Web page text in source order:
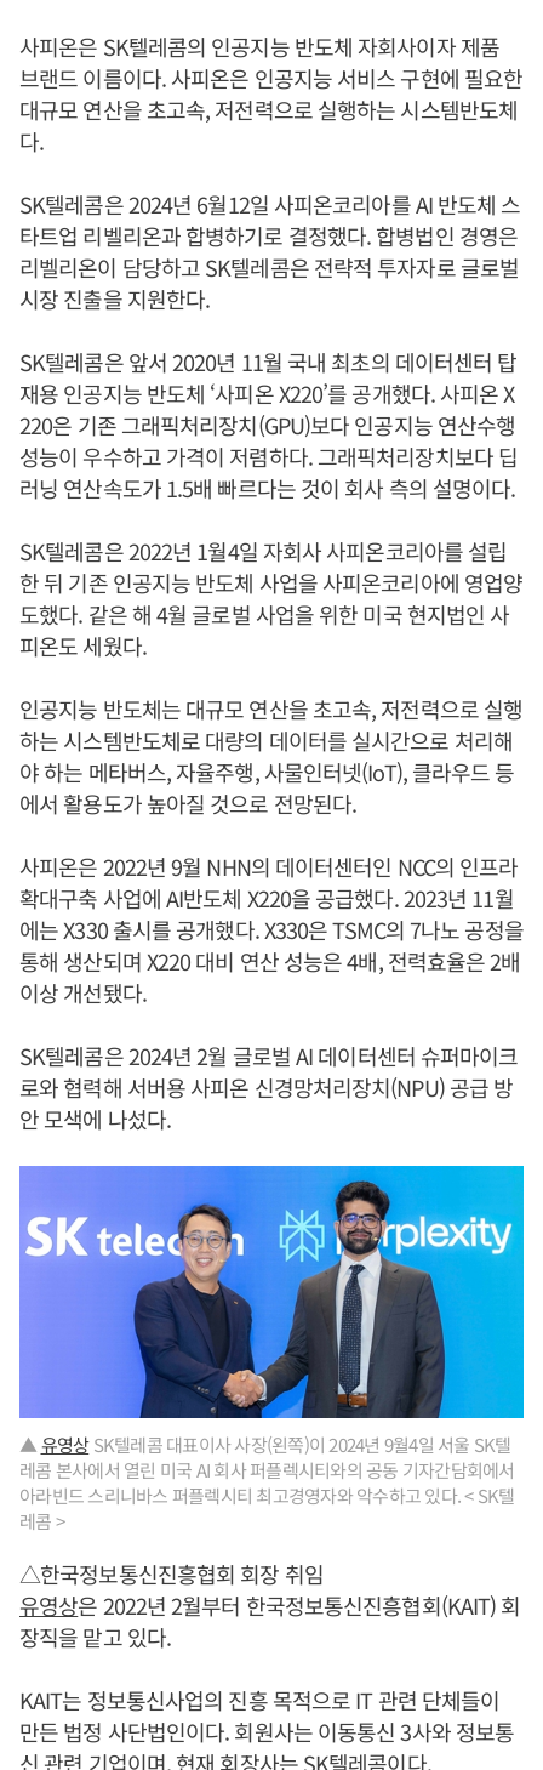
사피온은 SK텔레콤의 인공지능 반도체 자회사이자 제품
브랜드 이름이다. 사피온은 인공지능 서비스 구현에 필요한
대규모 연산을 초고속, 저전력으로 실행하는 시스템반도체
다.
SK텔레콤은 2024년 6월12일 사피온코리아를 AI 반도체 스
타트업 리벨리온과 합병하기로 결정했다. 합병법인 경영은
리벨리온이 담당하고 SK텔레콤은 전략적 투자자로 글로벌
시장 진출을 지원한다.
SK텔레콤은 앞서 2020년 11월 국내 최초의 데이터센터 탑
재용 인공지능 반도체 ‘사피온 X220’를 공개했다. 사피온 X
220은 기존 그래픽처리장치(GPU)보다 인공지능 연산수행
성능이 우수하고 가격이 저렴하다. 그래픽처리장치보다 딥
러닝 연산속도가 1.5배 빠르다는 것이 회사 측의 설명이다.
SK텔레콤은 2022년 1월4일 자회사 사피온코리아를 설립
한 뒤 기존 인공지능 반도체 사업을 사피온코리아에 영업양
도했다. 같은 해 4월 글로벌 사업을 위한 미국 현지법인 사
피온도 세웠다.
인공지능 반도체는 대규모 연산을 초고속, 저전력으로 실행
하는 시스템반도체로 대량의 데이터를 실시간으로 처리해
야 하는 메타버스, 자율주행, 사물인터넷(IoT), 클라우드 등
에서 활용도가 높아질 것으로 전망된다.
사피온은 2022년 9월 NHN의 데이터센터인 NCC의 인프라
확대구축 사업에 AI반도체 X220을 공급했다. 2023년 11월
에는 X330 출시를 공개했다. X330은 TSMC의 7나노 공정을
통해 생산되며 X220 대비 연산 성능은 4배, 전력효율은 2배
이상 개선됐다.
SK텔레콤은 2024년 2월 글로벌 AI 데이터센터 슈퍼마이크
로와 협력해 서버용 사피온 신경망처리장치(NPU) 공급 방
안 모색에 나섰다.
▲유영상SK텔레콤 대표이사 사장(왼쪽)이 2024년 9월4일 서울 SK텔
레콤 본사에서 열린 미국 AI 회사 퍼플렉시티와의 공동 기자간담회에서
아라빈드 스리니바스 퍼플렉시티 최고경영자와 악수하고 있다. < SK텔
레콤 >
△한국정보통신진흥협회 회장 취임
유영상은 2022년 2월부터 한국정보통신진흥협회(KAIT) 회
장직을 맡고 있다.
KAIT는 정보통신사업의 진흥 목적으로 IT 관련 단체들이
만든 법정 사단법인이다. 회원사는 이동통신 3사와 정보통
신 관련 기업이며, 현재 회장사는 SK텔레콤이다.